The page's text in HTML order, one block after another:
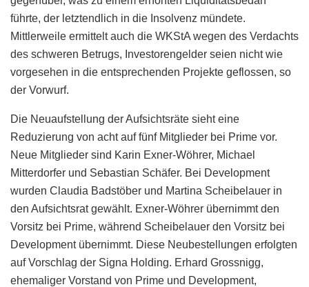
führte, der letztendlich in die Insolvenz mündete.
Mittlerweile ermittelt auch die WKStA wegen des Verdachts
des schweren Betrugs, Investorengelder seien nicht wie
vorgesehen in die entsprechenden Projekte geflossen, so
der Vorwurf.
Die Neuaufstellung der Aufsichtsräte sieht eine
Reduzierung von acht auf fünf Mitglieder bei Prime vor.
Neue Mitglieder sind Karin Exner-Wöhrer, Michael
Mitterdorfer und Sebastian Schäfer. Bei Development
wurden Claudia Badstöber und Martina Scheibelauer in
den Aufsichtsrat gewählt. Exner-Wöhrer übernimmt den
Vorsitz bei Prime, während Scheibelauer den Vorsitz bei
Development übernimmt. Diese Neubestellungen erfolgten
auf Vorschlag der Signa Holding. Erhard Grossnigg,
ehemaliger Vorstand von Prime und Development,